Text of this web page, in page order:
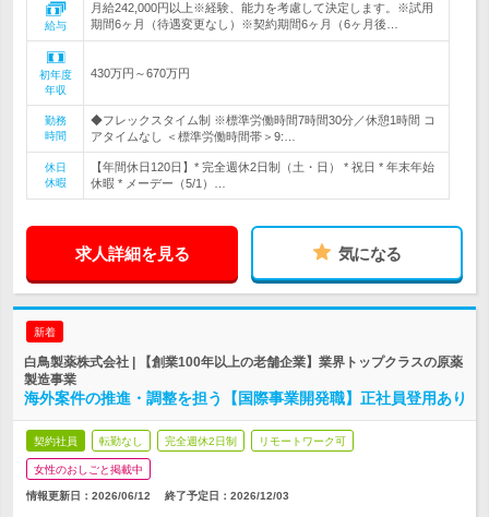
給与
月給242,000円以上※経験、能力を考慮して決定します。※試用
期間6ヶ月（待遇変更なし）※契約期間6ヶ月（6ヶ月後…
初年度
年収
430万円～670万円
勤務
時間
◆フレックスタイム制 ※標準労働時間7時間30分／休憩1時間 コ
アタイムなし ＜標準労働時間帯＞9:…
休日
休暇
【年間休日120日】* 完全週休2日制（土・日） * 祝日 * 年末年始
休暇 * メーデー（5/1）…
求人詳細を見る 気になる
新着
白鳥製薬株式会社 | 【創業100年以上の老舗企業】業界トップクラスの原薬
製造事業
海外案件の推進・調整を担う【国際事業開発職】正社員登用あり
契約社員 転勤なし 完全週休2日制 リモートワーク可
女性のおしごと掲載中
情報更新日：2026/06/12 終了予定日： 2026/12/03